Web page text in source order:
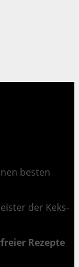
besten
der Keks-
Rezepte